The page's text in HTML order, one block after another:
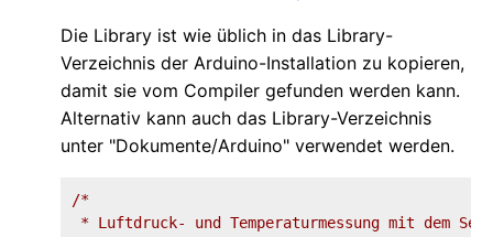
Die Library ist wie üblich in das Library-
Verzeichnis der Arduino-Installation zu kopieren,
damit sie vom Compiler gefunden werden kann.
Alternativ kann auch das Library-Verzeichnis
unter "Dokumente/Arduino" verwendet werden.
/*
* Luftdruck- und Temperaturmessung mit dem